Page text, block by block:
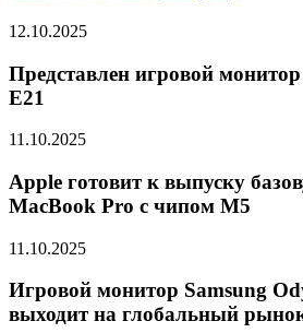
12.10.2025
Представлен игровой
E21
11.10.2025
Apple готовит к выпуску
MacBook Pro с чипом M5
11.10.2025
Игровой монитор Samsung
выходит на глобальный